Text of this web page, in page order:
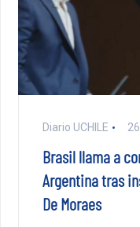
Diario UCHILE
Brasil llama a
Argentina tras
De Moraes